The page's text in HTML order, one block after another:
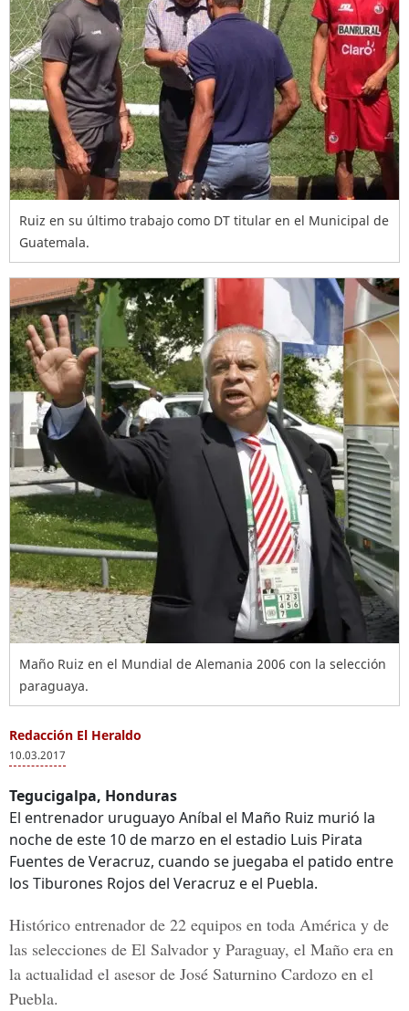
Ruiz en su último trabajo como DT titular en el Municipal de
Guatemala.
Maño Ruiz en el Mundial de Alemania 2006 con la selección
paraguaya.
Redacción El Heraldo
10.03.2017
Tegucigalpa, Honduras
El entrenador uruguayo Aníbal el Maño Ruiz murió la
noche de este 10 de marzo en el estadio Luis Pirata
Fuentes de Veracruz, cuando se juegaba el patido entre
los Tiburones Rojos del Veracruz e el Puebla.
Histórico entrenador de 22 equipos en toda América y de
las selecciones de El Salvador y Paraguay, el Maño era en
la actualidad el asesor de José Saturnino Cardozo en el
Puebla.